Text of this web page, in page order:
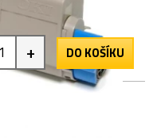
+ DO KOŠÍKU